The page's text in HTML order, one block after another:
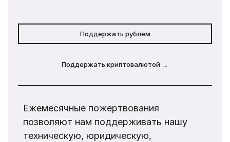
Поддержать рублём
Поддержать криптовалютой →
Ежемесячные пожертвования
позволяют нам поддерживать нашу
техническую, юридическую,